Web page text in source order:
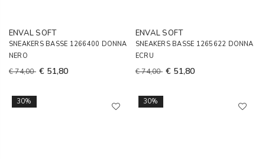
ENVAL SOFT
SNEAKERS BASSE 1266400 DONNA
NERO
€ 74,00 € 51,80
ENVAL SOFT
SNEAKERS BASSE 1265622 DONNA
ECRU
€ 74,00 € 51,80
30% 30%